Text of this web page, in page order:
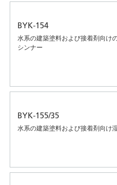
BYK-154
水系の建築塗料および接着剤向け
シンナー
BYK-155/35
水系の建築塗料および接着剤向け